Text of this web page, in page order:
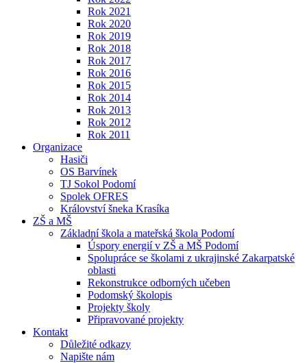
Rok 2021
Rok 2020
Rok 2019
Rok 2018
Rok 2017
Rok 2016
Rok 2015
Rok 2014
Rok 2013
Rok 2012
Rok 2011
Organizace
Hasiči
OS Barvínek
TJ Sokol Podomí
Spolek OFRES
Království šneka Krasíka
ZŠ a MŠ
Základní škola a mateřská škola Podomí
Úspory energií v ZŠ a MŠ Podomí
Spolupráce se školami z ukrajinské Zakarpatské
oblasti
Rekonstrukce odborných učeben
Podomský školopis
Projekty školy
Připravované projekty
Kontakt
Důležité odkazy
Napište nám